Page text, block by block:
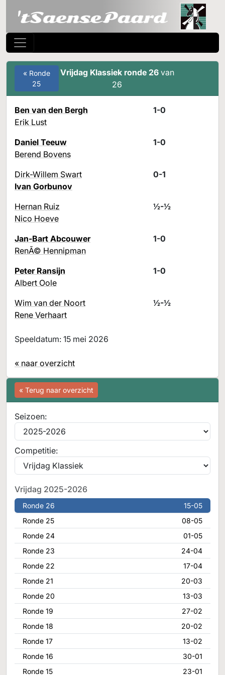
« Ronde
25
Vrijdag Klassiek ronde 26van
26
Ben van den Bergh
1-0
Erik Lust
Daniel Teeuw
1-0
Berend Bovens
Dirk-Willem Swart
0-1
Ivan Gorbunov
Hernan Ruiz
½-½
Nico Hoeve
Jan-Bart Abcouwer
1-0
RenÃ© Hennipman
Peter Ransijn
1-0
Albert Oole
Wim van der Noort
½-½
Rene Verhaart
Speeldatum: 15 mei 2026
« naar overzicht
« Terug naar overzicht
Seizoen:
Competitie:
Vrijdag 2025-2026
Ronde 26
15-05
Ronde 25
08-05
Ronde 24
01-05
Ronde 23
24-04
Ronde 22
17-04
Ronde 21
20-03
Ronde 20
13-03
Ronde 19
27-02
Ronde 18
20-02
Ronde 17
13-02
Ronde 16
30-01
Ronde 15
23-01